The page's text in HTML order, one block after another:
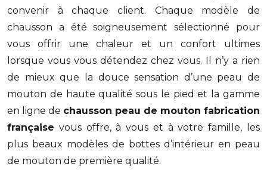
convenir à chaque client. Chaque modèle de
chausson a été soigneusement sélectionné pour
vous offrir une chaleur et un confort ultimes
lorsque vous vous détendez chez vous. Il n’y a rien
de mieux que la douce sensation d’une peau de
mouton de haute qualité sous le pied et la gamme
en ligne de chausson peau de mouton fabrication
française vous offre, à vous et à votre famille, les
plus beaux modèles de bottes d’intérieur en peau
de mouton de première qualité.